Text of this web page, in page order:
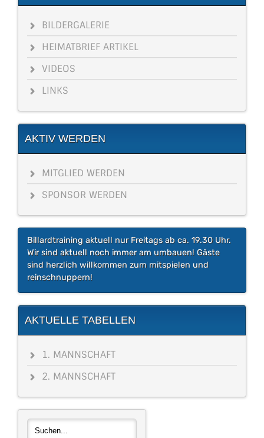
BILDERGALERIE
HEIMATBRIEF ARTIKEL
VIDEOS
LINKS
AKTIV WERDEN
MITGLIED WERDEN
SPONSOR WERDEN
Billardtraining aktuell nur Freitags ab ca. 19.30 Uhr.
Wir sind aktuell noch immer am umbauen! Gäste
sind herzlich willkommen zum mitspielen und
reinschnuppern!
AKTUELLE TABELLEN
1. MANNSCHAFT
2. MANNSCHAFT